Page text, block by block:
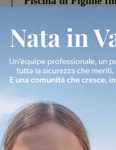
Pnrr, il gruppo di
ringraziamento al
Cronaca 4 Agosto 2026
Un anno fa la
Gianni, Giulia e
processo, lo stop ai
Cronaca 3 Agosto 2026
Scomparso da una
Fiorentino l’uomo
Levane nel 2020